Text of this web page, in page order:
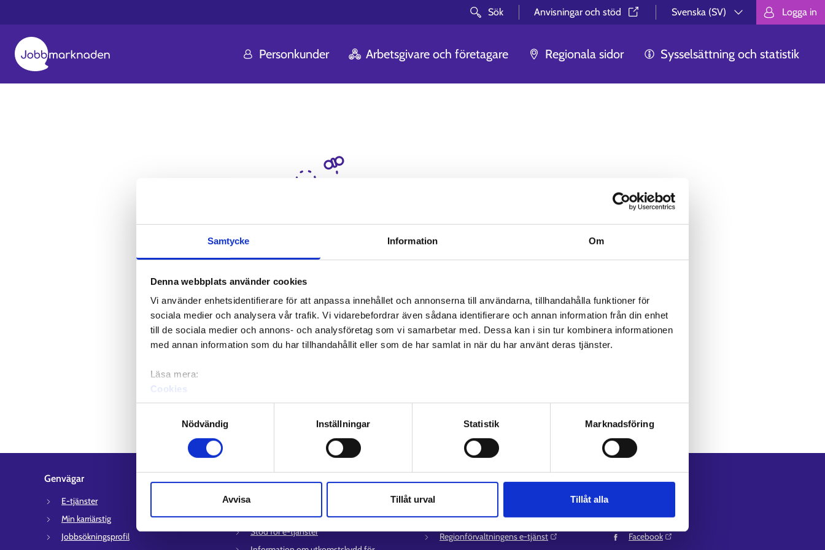
Samtycke Information Om
Denna webbplats använder cookies
Vi använder enhetsidentifierare för att anpassa innehållet och annonserna till användarna, tillhandahålla funktioner för
sociala medier och analysera vår trafik. Vi vidarebefordrar även sådana identifierare och annan information från din enhet
till de sociala medier och annons- och analysföretag som vi samarbetar med. Dessa kan i sin tur kombinera informationen
med annan information som du har tillhandahållit eller som de har samlat in när du har använt deras tjänster.
Läsa mera:
Cookies
Dataskydd och behandling av personuppgifter
Nödvändig
Inställningar Statistik Marknadsföring
Avvisa Tillåt urval Tillåt alla
Sök Anvisningar och stöd⁠
Svenska (SV)
Välj språk.
Logga in
Personkunder Arbetsgivare och företagare Regionala sidor Sysselsättning och statistik
Voj nej! Sidan du sökte hittades
Vi beklagar. Sidan du försökte nå, hittades inte av någon anledning.
Genvägar
E-tjänster
Min karriärstig
Jobbsökningsprofil
Kundservice
Kontaktuppgifter till
sysselsättningsområden
Stöd för e-tjänster
Mer information
Arbets- och näringsministeriet⁠
Regionförvaltningens e-tjänst⁠
Följ oss
LinkedIn⁠
Facebook⁠